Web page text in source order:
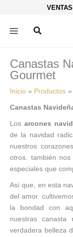
contenido
Buscar
Canastas
Gourmet
Inicio Productos
Canastas
Los arcones
de la navidad
nuestros
otros. también
especiales que
Así que, en esta
del amor.
la bondad con
nuestras
verdadera belleza